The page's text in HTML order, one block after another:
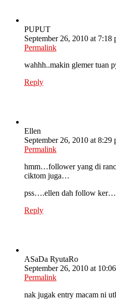
PUPUT
September 26, 2010 at 7:18
Permalink
wahhh..makin glemer tuan
Reply
Ellen
September 26, 2010 at 8:29
Permalink
hmm…follower yang di
ciktom juga…
pss….ellen dah follow
Reply
ASaDa RyutaRo
September 26, 2010 at
Permalink
nak jugak entry macam ni